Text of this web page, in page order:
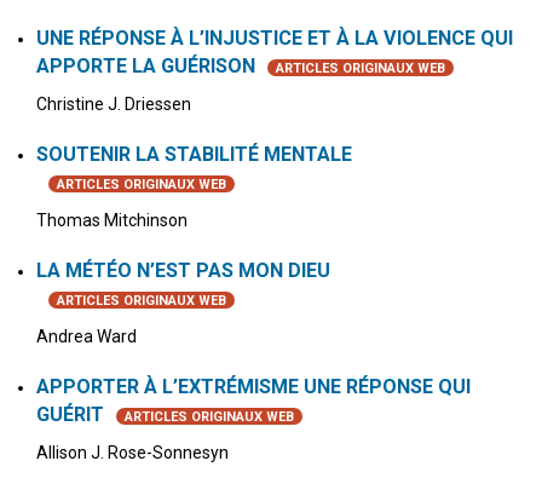
UNE RÉPONSE À L’INJUSTICE ET À LA VIOLENCE QUI
APPORTE LA GUÉRISON
ARTICLES ORIGINAUX WEB
Christine J. Driessen
SOUTENIR LA STABILITÉ MENTALE
ARTICLES ORIGINAUX WEB
Thomas Mitchinson
LA MÉTÉO N’EST PAS MON DIEU
ARTICLES ORIGINAUX WEB
Andrea Ward
APPORTER À L’EXTRÉMISME UNE RÉPONSE QUI
GUÉRIT
ARTICLES ORIGINAUX WEB
Allison J. Rose-Sonnesyn